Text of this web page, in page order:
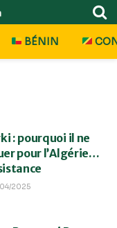
BÉNIN
: pourquoi il ne
pour l’Algérie…
04/2025